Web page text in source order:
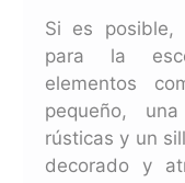
Si es posible,
para la
elementos
pequeño,
rústicas y un
decorado y